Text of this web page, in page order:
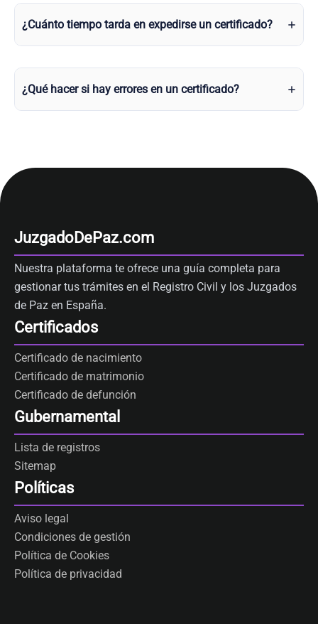
¿Cuánto tiempo tarda en expedirse un certificado?
¿Qué hacer si hay errores en un certificado?
JuzgadoDePaz.com
Nuestra plataforma te ofrece una guía completa para
gestionar tus trámites en el Registro Civil y los Juzgados
de Paz en España.
Certificados
Certificado de nacimiento
Certificado de matrimonio
Certificado de defunción
Gubernamental
Lista de registros
Sitemap
Políticas
Aviso legal
Condiciones de gestión
Política de Cookies
Política de privacidad